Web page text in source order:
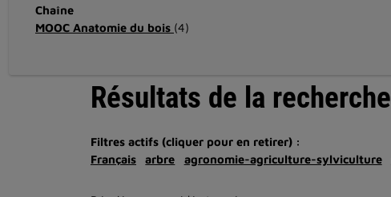
Chaîne
MOOC Anatomie du bois (4)
Résultats de la recherche
Filtres actifs (cliquer pour en retirer) :
Français
arbre agronomie-agriculture-sylviculture